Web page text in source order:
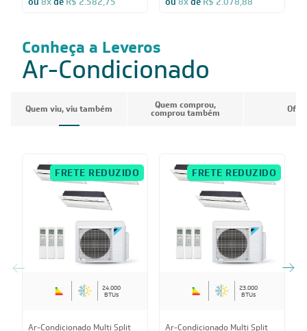
Conheça a Leveros
Ar-Condicionado
Quem viu, viu também Quem comprou,
comprou também
FRETE REDUZIDO
24.000
BTUs
Ar-Condicionado Multi Split
FRETE REDUZIDO
23.000
BTUs
Ar-Condicionado Multi Split